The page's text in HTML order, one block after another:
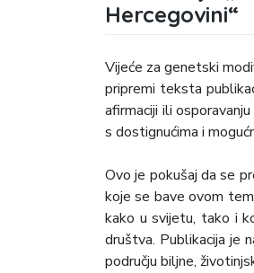
Hercegovini“
Vijeće za genetski
pripremi teksta
afirmaciji ili
s dostignućima i
Ovo je pokušaj da se
koje se bave ovom
kako u svijetu, tako i
društva. Publikacija je
području biljne,